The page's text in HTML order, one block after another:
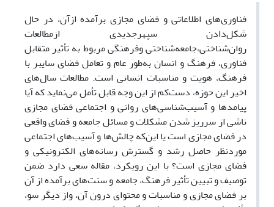
فناوری‌های اطلاعاتی و فضای مجازی برآمده ازآن، در حال
شکل‌دادن سپهرجدیدی ازمطالعات
روان‌شناختی،جامعه‌شناختی وفرهنگی مربوط به تأثیر متقابل
فناوری، فرهنگ و انسان به‌طور عام و تعامل فضای سایبر با
فرهنگ، هویت و مناسبات انسانی است. مطالعات سال‌های
اخیر این حوزه، دست‌کم از این وجه قابل تأمل می‌نماید که آیا
پیامدها و آسیب‌شناسی‌های روانی و اجتماعی فضای مجازی
ناشی از سرریز شدن مشکلات و مسائل جامعه و فضای واقعی
در فضای مجازی است یا این‌که چالش‌ها و آسیب‌های اجتماعی
مورد‌نظر حاصل رشد و گسترش رسانه‌های الکترونیکی و
فضای مجازی است؟ با این رویکرد، مقاله سعی دارد ضمن
توصیف و تبیینتأثیر فرهنگ، جامعه و سنت‌های برآمده از آن
بر فضای مجازی و مناسبات و محتوای درون آن، واز دیگر سو،